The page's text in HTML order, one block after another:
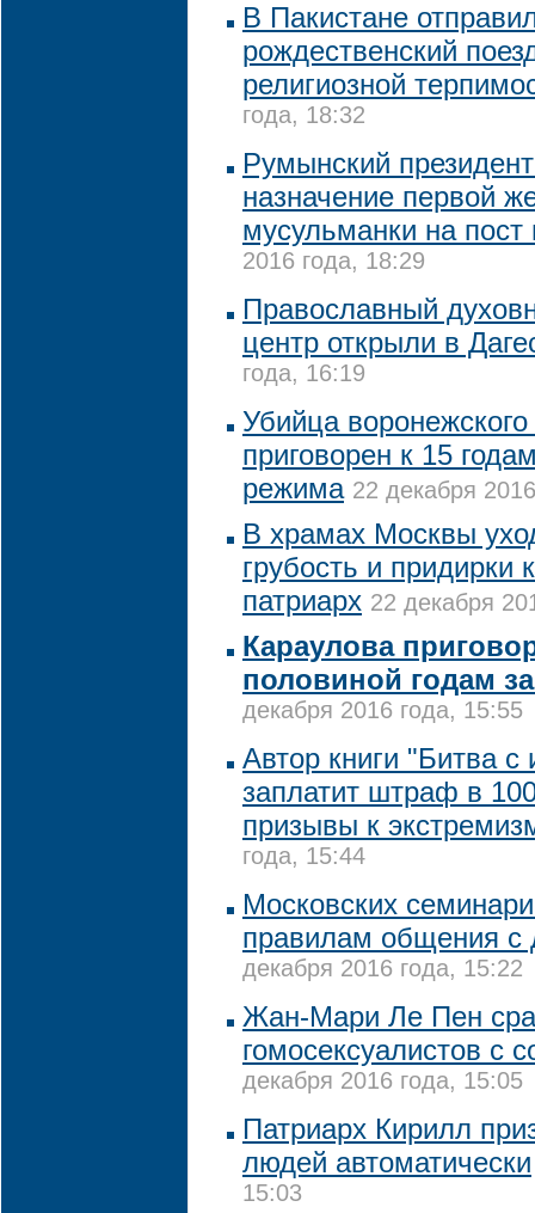
В Пакистане
рождественский
религиозной
года, 18:32
Румынский
назначение первой
мусульманки на
2016 года, 18:29
Православный
центр открыли в
года, 16:19
Убийца
приговорен к 15
режима 22 декабря
В храмах Москвы
грубость и придирки
патриарх 22 декабря
Караулова
половиной годам
декабря 2016 года, 15:55
Автор книги "Битва с
заплатит штраф в
призывы к
года, 15:44
Московских
правилам общения с
декабря 2016 года, 15:22
Жан-Мари Ле Пен
гомосексуалистов с
декабря 2016 года, 15:05
Патриарх Кирилл
людей автоматически
15:03